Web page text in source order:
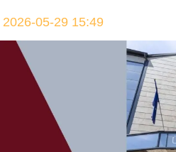
2026-05-29 15:49